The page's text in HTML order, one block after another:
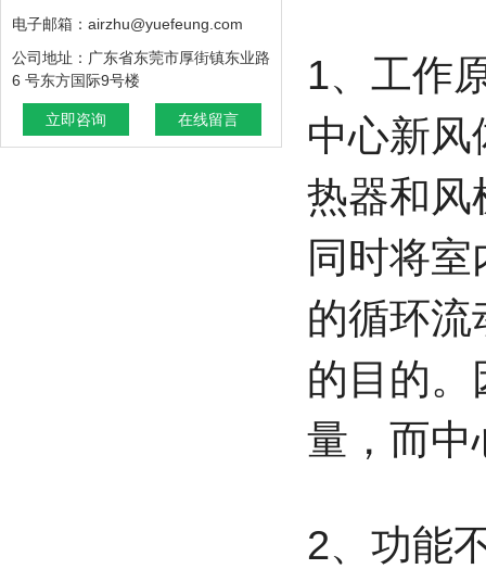
电子邮箱：airzhu@yuefeung.com
公司地址：广东省东莞市厚街镇东业路
6 号东方国际9号楼
立即咨询 在线留言
1、工作
中心新风
热器和风
同时将
的循环流
的目的。
量，而中
2、功能